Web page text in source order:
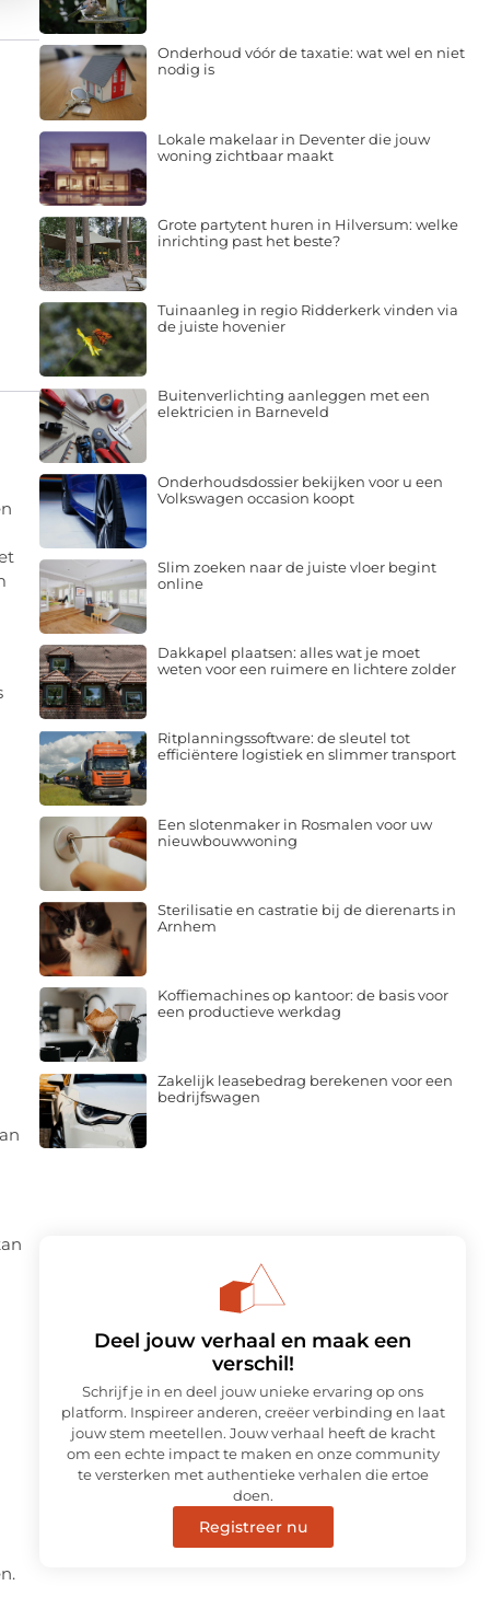
Onderhoud vóór de taxatie: wat wel en niet
nodig is
Lokale makelaar in Deventer die jouw
woning zichtbaar maakt
Grote partytent huren in Hilversum: welke
inrichting past het beste?
Tuinaanleg in regio Ridderkerk vinden via
de juiste hovenier
Buitenverlichting aanleggen met een
elektricien in Barneveld
Onderhoudsdossier bekijken voor u een
Volkswagen occasion koopt
Slim zoeken naar de juiste vloer begint
online
Dakkapel plaatsen: alles wat je moet
weten voor een ruimere en lichtere zolder
Ritplanningssoftware: de sleutel tot
efficiëntere logistiek en slimmer transport
Een slotenmaker in Rosmalen voor uw
nieuwbouwwoning
Sterilisatie en castratie bij de dierenarts in
Arnhem
Koffiemachines op kantoor: de basis voor
een productieve werkdag
Zakelijk leasebedrag berekenen voor een
bedrijfswagen
Deel jouw verhaal en maak een
verschil!
Schrijf je in en deel jouw unieke ervaring op ons
platform. Inspireer anderen, creëer verbinding en laat
jouw stem meetellen. Jouw verhaal heeft de kracht
om een echte impact te maken en onze community
te versterken met authentieke verhalen die ertoe
doen.
Registreer nu